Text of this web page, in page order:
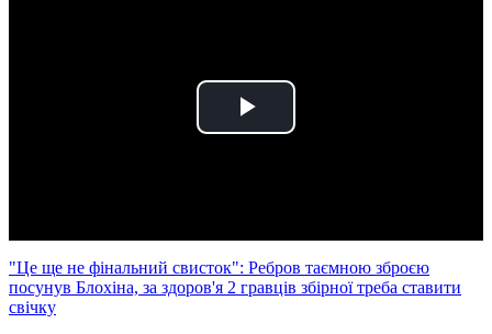
Play
"Це ще не фінальний свисток": Ребров таємною зброєю
посунув Блохіна, за здоров'я 2 гравців збірної треба ставити
свічку